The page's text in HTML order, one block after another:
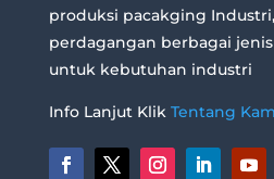
produksi pacakging
perdagangan berbagai
untuk kebutuhan industri
Info Lanjut Klik Tentang